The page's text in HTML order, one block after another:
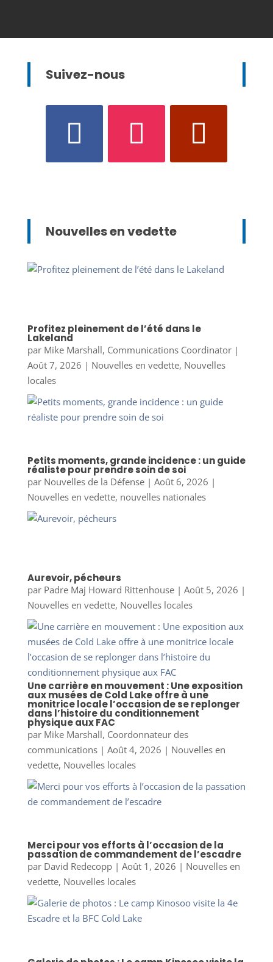
Suivez-nous
Nouvelles en vedette
Profitez pleinement de l’été dans le
Lakeland
par Mike Marshall, Communications Coordinator|
Août 7, 2026 | Nouvelles en vedette, Nouvelles
locales
Petits moments, grande incidence : un guide
réaliste pour prendre soin de soi
par Nouvelles de la Défense| Août 6, 2026 |
Nouvelles en vedette, nouvelles nationales
Aurevoir, pécheurs
par Padre Maj Howard Rittenhouse| Août 5, 2026 |
Nouvelles en vedette, Nouvelles locales
Une carrière en mouvement : Une exposition
aux musées de Cold Lake offre à une
monitrice locale l’occasion de se replonger
dans l’histoire du conditionnement
physique aux FAC
par Mike Marshall, Coordonnateur des
communications| Août 4, 2026 | Nouvelles en
vedette, Nouvelles locales
Merci pour vos efforts à l’occasion de la
passation de commandement de l’escadre
par David Redecopp| Août 1, 2026 | Nouvelles en
vedette, Nouvelles locales